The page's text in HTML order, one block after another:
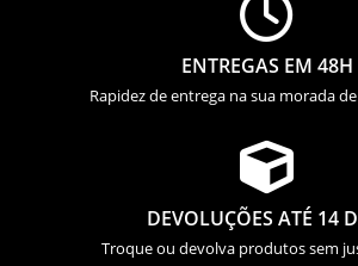

ENTREGAS EM 48H
Rapidez de entrega na sua morada

DEVOLUÇÕES ATÉ 14
Troque ou devolva produtos sem